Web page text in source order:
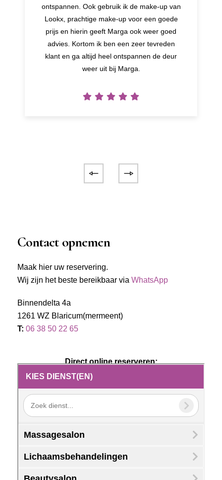
ontspannen. Ook gebruik ik de make-up van
Lookx, prachtige make-up voor een goede
prijs en hierin geeft Marga ook weer goed
advies. Kortom ik ben een zeer tevreden
klant en ga altijd heel ontspannen de deur
weer uit bij Marga.
Contact opnemen
Maak hier uw reservering.
Wij zijn het beste bereikbaar via WhatsApp
Binnendelta 4a
1261 WZ Blaricum(mermeent)
T: 06 38 50 22 65
Direct online reserveren: